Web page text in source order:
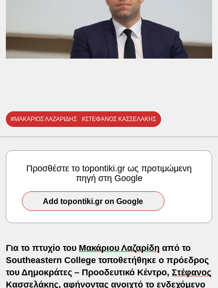
#ΜΑΚΑΡΙΟΣ ΛΑΖΑΡΙΔΗΣ #ΣΤΕΦΑΝΟΣ ΚΑΣΣΕΛΑΚΗΣ
Προσθέστε το topontiki.gr ως προτιμώμενη
πηγή στη Google
Add topontiki.gr on Google
Για το πτυχίο του Μακάριου Λαζαρίδη από το
Southeastern College τοποθετήθηκε ο πρόεδρος
του Δημοκράτες – Προοδευτικό Κέντρο, Στέφανος
Κασσελάκης, αφήνοντας ανοιχτό το ενδεχόμενο